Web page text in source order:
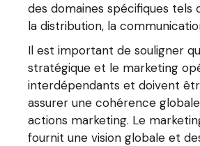
des domaines spécifiques tels
la distribution, la
Il est important de souligner
stratégique et le marketing
interdépendants et doivent
assurer une cohérence
actions marketing. Le
fournit une vision globale et